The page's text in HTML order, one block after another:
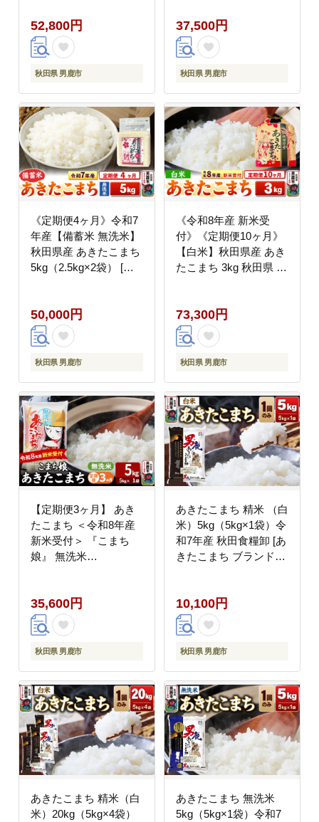
米どころ 秋田 秋田県産
新米 先行受付]
52,800円
秋田県 男鹿市
米 精米 無洗米 米どこ
ろ 秋田 秋田県産]
37,500円
秋田県 男鹿市
《定期便4ヶ月》令和7
年産【備蓄米 無洗米】
秋田県産 あきたこまち
5kg（2.5kg×2袋） [こ
米 精米 無洗米 米どこ
ろ 秋田 秋田県産]
50,000円
秋田県 男鹿市
《令和8年産 新米受
付》《定期便10ヶ月》
【白米】秋田県産 あき
たこまち 3kg 秋田県 男
ち ブランド米 お米 白
米 精米 米どころ 秋田
秋田県産 新米 先行受
付]
73,300円
秋田県 男鹿市
【定期便3ヶ月】 あき
たこまち ＜令和8年産
新米受付＞ 『こまち
娘』 無洗米
こめ コメ 無洗米 あき
たこまち 秋田県 男鹿
市]
35,600円
秋田県 男鹿市
あきたこまち 精米 （白
米）5kg（5kg×1袋）令
和7年産 秋田食糧卸 [あ
きたこまち ブランド米
10,100円
秋田県 男鹿市
あきたこまち 精米（白
米）20kg（5kg×4袋）
あきたこまち 無洗米
5kg（5kg×1袋）令和7